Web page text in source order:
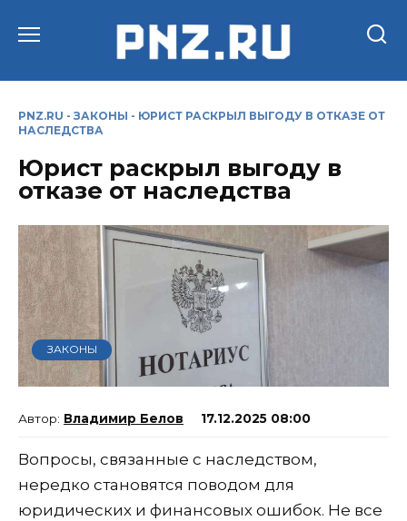
PNZ.RU - ЗАКОНЫ - ЮРИСТ РАСКРЫЛ ВЫГОДУ В ОТКАЗЕ ОТ
НАСЛЕДСТВА
Юрист раскрыл выгоду в
отказе от наследства
ЗАКОНЫ
Владимир Белов 17.12.2025 08:00
Вопросы, связанные с наследством,
нередко становятся поводом для
юридических и финансовых ошибок. Не все